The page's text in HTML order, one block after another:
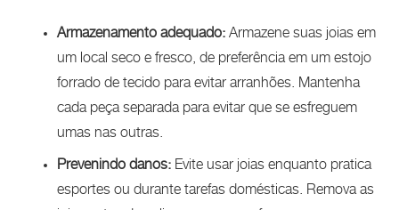
Armazenamento adequado: Armazene suas joias em
um local seco e fresco, de preferência em um estojo
forrado de tecido para evitar arranhões. Mantenha
cada peça separada para evitar que se esfreguem
umas nas outras.
Prevenindo danos: Evite usar joias enquanto pratica
esportes ou durante tarefas domésticas. Remova as